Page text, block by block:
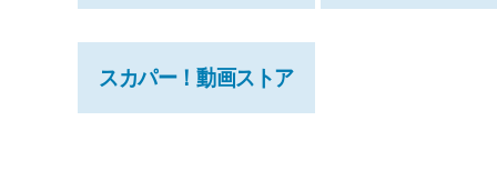
スカパー！動画ストア